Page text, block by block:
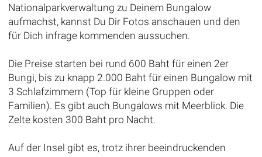
Nationalparkverwaltung zu Deinem Bungalow
aufmachst, kannst Du Dir Fotos anschauen und den
für Dich infrage kommenden aussuchen.
Die Preise starten bei rund 600 Baht für einen 2er
Bungi, bis zu knapp 2.000 Baht für einen Bungalow mit
3 Schlafzimmern (Top für kleine Gruppen oder
Familien). Es gibt auch Bungalows mit Meerblick. Die
Zelte kosten 300 Baht pro Nacht.
Auf der Insel gibt es, trotz ihrer beeindruckenden